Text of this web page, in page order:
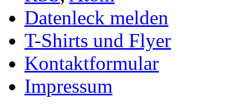
Datenleck melden
T-Shirts und Flyer
Kontaktformular
Impressum